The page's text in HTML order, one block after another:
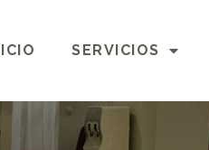
SERVICIOS